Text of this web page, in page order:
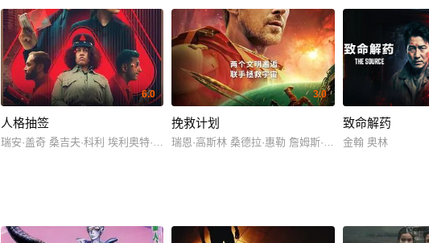
6.0
人格抽签
瑞安·盖奇 桑吉夫·科利 埃利奥特·罗杰斯
3.0
挽救计划
瑞恩·高斯林 桑德拉·惠勒 詹姆斯·奥尔蒂斯 莱昂内尔·
致命解药
金翰 奥林